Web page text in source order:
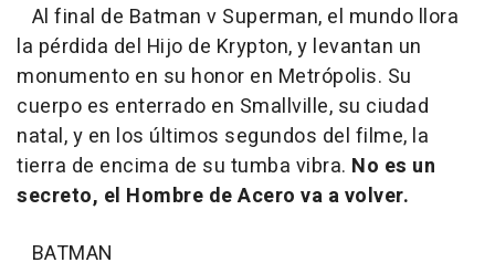
Al final de Batman v Superman, el mundo llora
la pérdida del Hijo de Krypton, y levantan un
monumento en su honor en Metrópolis. Su
cuerpo es enterrado en Smallville, su ciudad
natal, y en los últimos segundos del filme, la
tierra de encima de su tumba vibra. No es un
secreto, el Hombre de Acero va a volver.
BATMAN